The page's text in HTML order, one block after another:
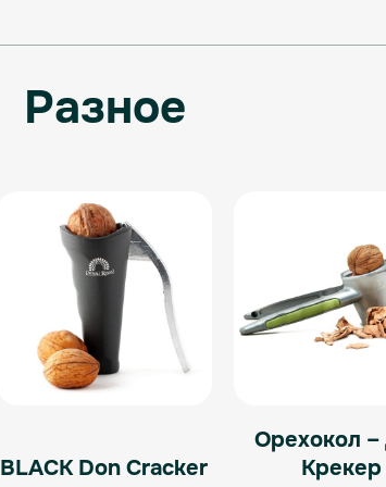
Разное
BLACK Don Cracker
Орехокол
Крекер